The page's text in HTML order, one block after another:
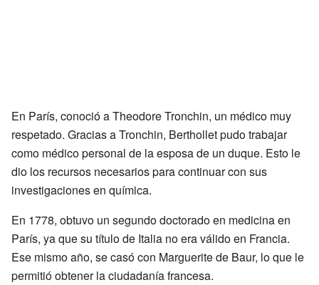
En París, conoció a Theodore Tronchin, un médico muy
respetado. Gracias a Tronchin, Berthollet pudo trabajar
como médico personal de la esposa de un duque. Esto le
dio los recursos necesarios para continuar con sus
investigaciones en química.
En 1778, obtuvo un segundo doctorado en medicina en
París, ya que su título de Italia no era válido en Francia.
Ese mismo año, se casó con Marguerite de Baur, lo que le
permitió obtener la ciudadanía francesa.